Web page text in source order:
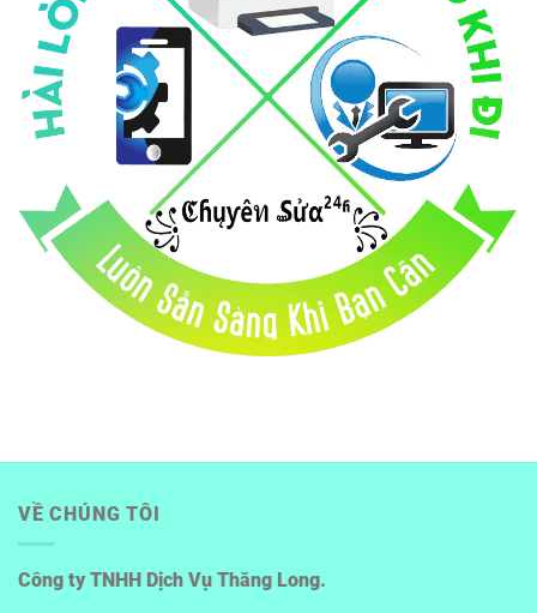
VỀ CHÚNG TÔI
Công ty TNHH Dịch Vụ Thăng Long.